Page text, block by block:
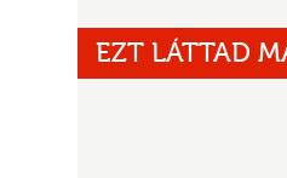
EZT LÁTTAD